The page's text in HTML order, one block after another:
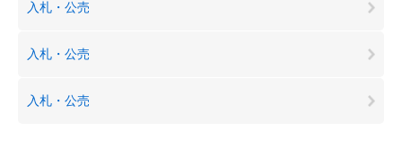
入札・公売
入札・公売
入札・公売